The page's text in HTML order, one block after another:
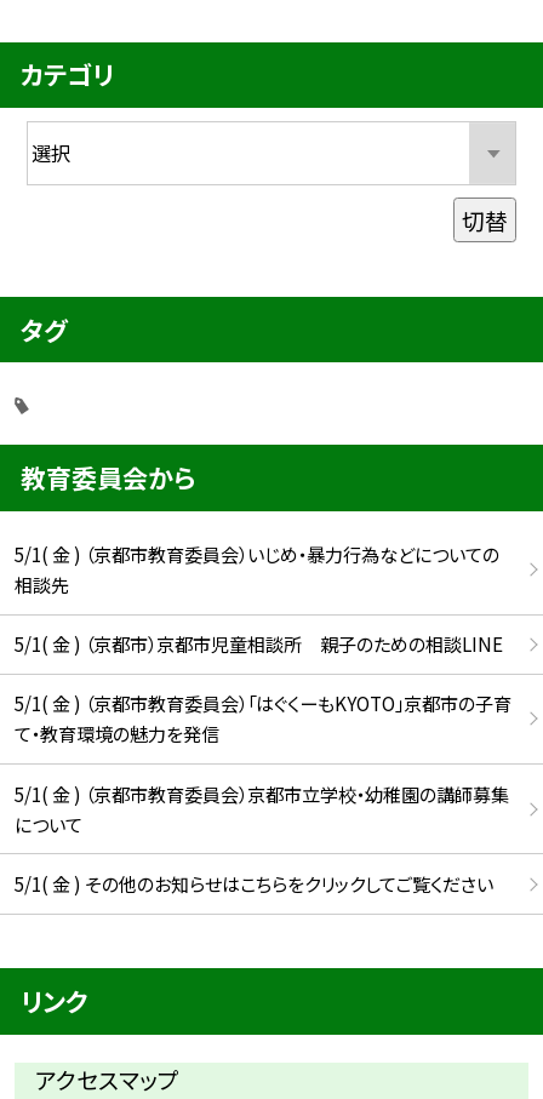
カテゴリ
切替
タグ
教育委員会から
5/1( 金 ) （京都市教育委員会）いじめ・暴力行為などについての
相談先
5/1( 金 ) （京都市）京都市児童相談所 親子のための相談LINE
5/1( 金 ) （京都市教育委員会）「はぐくーもKYOTO」京都市の子育
て・教育環境の魅力を発信
5/1( 金 ) （京都市教育委員会）京都市立学校・幼稚園の講師募集
について
5/1( 金 ) その他のお知らせはこちらをクリックしてご覧ください
リンク
アクセスマップ